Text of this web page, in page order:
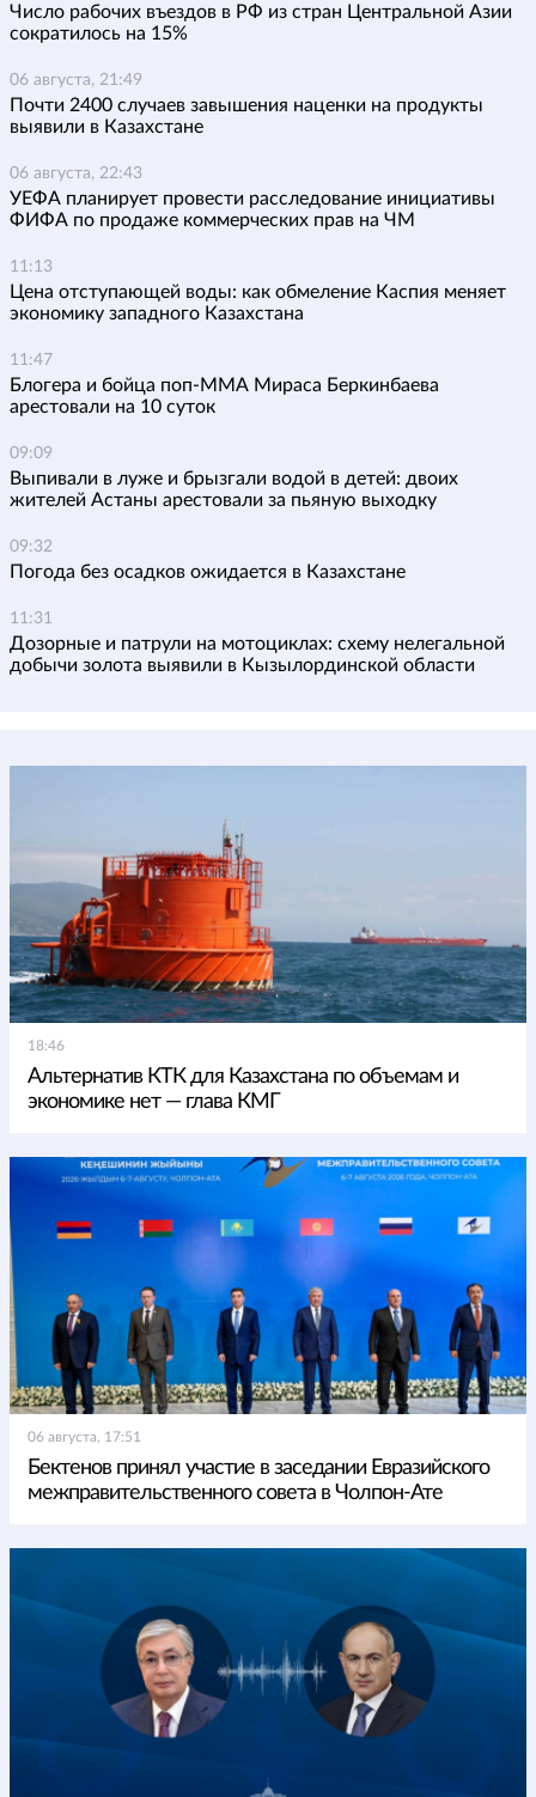
Число рабочих въездов в РФ из стран Центральной Азии
сократилось на 15%
06 августа, 21:49
Почти 2400 случаев завышения наценки на продукты
выявили в Казахстане
06 августа, 22:43
УЕФА планирует провести расследование инициативы
ФИФА по продаже коммерческих прав на ЧМ
11:13
Цена отступающей воды: как обмеление Каспия меняет
экономику западного Казахстана
11:47
Блогера и бойца поп-ММА Мираса Беркинбаева
арестовали на 10 суток
09:09
Выпивали в луже и брызгали водой в детей: двоих
жителей Астаны арестовали за пьяную выходку
09:32
Погода без осадков ожидается в Казахстане
11:31
Дозорные и патрули на мотоциклах: схему нелегальной
добычи золота выявили в Кызылординской области
18:46
Альтернатив КТК для Казахстана по объемам и
экономике нет — глава КМГ
06 августа, 17:51
Бектенов принял участие в заседании Евразийского
межправительственного совета в Чолпон-Ате